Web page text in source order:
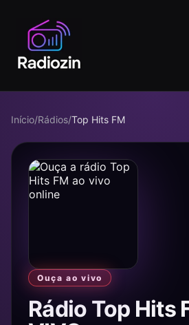
Início/Rádios/Top Hits FM
Ouça ao vivo
Rádio Top Hits